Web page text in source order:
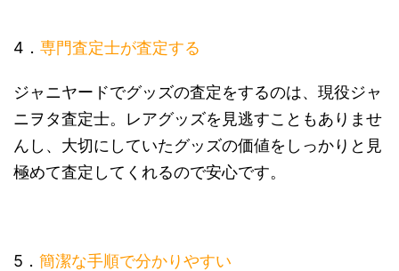
4． 専門査定士が査定する
ジャニヤードでグッズの査定をするのは、現役ジャ
ニヲタ査定士。レアグッズを見逃すこともありませ
んし、大切にしていたグッズの価値をしっかりと見
極めて査定してくれるので安心です。
5． 簡潔な手順で分かりやすい